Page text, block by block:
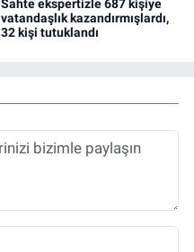
Sahte ekspertizle 687 kişiye
vatandaşlık kazandırmışlardı,
32 kişi tutuklandı